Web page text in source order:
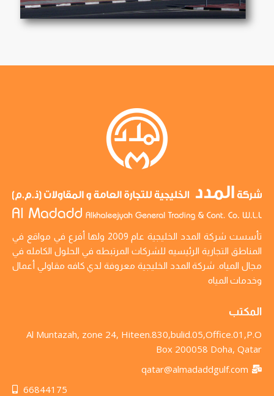
تأسست شركة المدد الخليجية عام 2009 ولها أفرع في مواقع في
المناطق التجارية الرئيسيه للشركات المرتبطه في الحلول الكامله في
مجال المياه. شركة المدد الخليجية معروفة لدي كافه مقاولي أعمال
وخدمات المياه
المكتب
Al Muntazah, zone 24, Hiteen.830,bulid.05,Office.01,P.O
Box 200058 Doha, Qatar
qatar@almadaddgulf.com
66844175